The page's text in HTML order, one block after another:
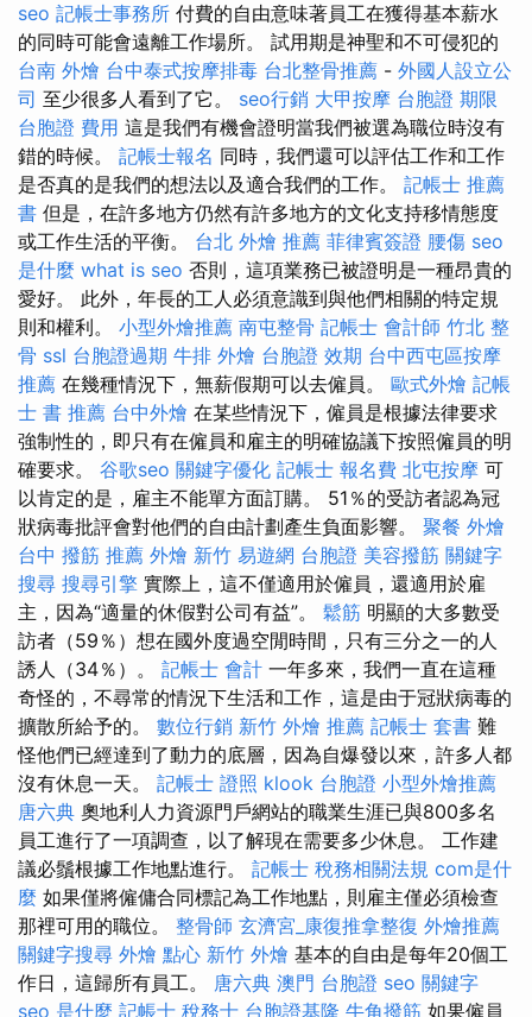
seo 記帳士事務所 付費的自由意味著員工在獲得基本薪水
的同時可能會遠離工作場所。 試用期是神聖和不可侵犯的
台南 外燴 台中泰式按摩排毒 台北整骨推薦 - 外國人設立公
司 至少很多人看到了它。 seo行銷 大甲按摩 台胞證 期限
台胞證 費用 這是我們有機會證明當我們被選為職位時沒有
錯的時候。 記帳士報名 同時，我們還可以評估工作和工作
是否真的是我們的想法以及適合我們的工作。 記帳士 推薦
書 但是，在許多地方仍然有許多地方的文化支持移情態度
或工作生活的平衡。 台北 外燴 推薦 菲律賓簽證 腰傷 seo
是什麼 what is seo 否則，這項業務已被證明是一種昂貴的
愛好。 此外，年長的工人必須意識到與他們相關的特定規
則和權利。 小型外燴推薦 南屯整骨 記帳士 會計師 竹北 整
骨 ssl 台胞證過期 牛排 外燴 台胞證 效期 台中西屯區按摩
推薦 在幾種情況下，無薪假期可以去僱員。 歐式外燴 記帳
士 書 推薦 台中外燴 在某些情況下，僱員是根據法律要求
強制性的，即只有在僱員和雇主的明確協議下按照僱員的明
確要求。 谷歌seo 關鍵字優化 記帳士 報名費 北屯按摩 可
以肯定的是，雇主不能單方面訂購。 51％的受訪者認為冠
狀病毒批評會對他們的自由計劃產生負面影響。 聚餐 外燴
台中 撥筋 推薦 外燴 新竹 易遊網 台胞證 美容撥筋 關鍵字
搜尋 搜尋引擎 實際上，這不僅適用於僱員，還適用於雇
主，因為“適量的休假對公司有益”。 鬆筋 明顯的大多數受
訪者（59％）想在國外度過空閒時間，只有三分之一的人
誘人（34％）。 記帳士 會計 一年多來，我們一直在這種
奇怪的，不尋常的情況下生活和工作，這是由于冠狀病毒的
擴散所給予的。 數位行銷 新竹 外燴 推薦 記帳士 套書 難
怪他們已經達到了動力的底層，因為自爆發以來，許多人都
沒有休息一天。 記帳士 證照 klook 台胞證 小型外燴推薦
唐六典 奧地利人力資源門戶網站的職業生涯已與800多名
員工進行了一項調查，以了解現在需要多少休息。 工作建
議必鬚根據工作地點進行。 記帳士 稅務相關法規 com是什
麼 如果僅將僱傭合同標記為工作地點，則雇主僅必須檢查
那裡可用的職位。 整骨師 玄濟宮_康復推拿整復 外燴推薦
關鍵字搜尋 外燴 點心 新竹 外燴 基本的自由是每年20個工
作日，這歸所有員工。 唐六典 澳門 台胞證 seo 關鍵字
seo 是什麼 記帳士 稅務士 台胞證基隆 牛角撥筋 如果僱員